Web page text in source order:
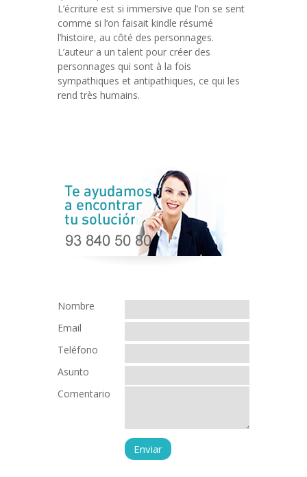
L’écriture est si immersive que l’on se sent
comme si l’on faisait kindle résumé
l’histoire, au côté des personnages.
L’auteur a un talent pour créer des
personnages qui sont à la fois
sympathiques et antipathiques, ce qui les
rend très humains.
Nombre
Email
Teléfono
Asunto
Comentario